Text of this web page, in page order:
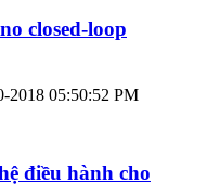
closed-loop
2018 05:50:52 PM
điều hành cho